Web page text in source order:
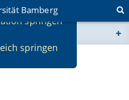
springen
springen
Bamberg
bamberg.de